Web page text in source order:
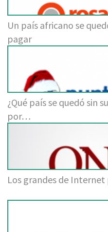
Un país africano se
pagar
¿Qué país se quedó sin
por…
Los grandes de